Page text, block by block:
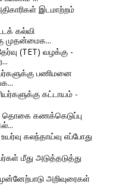
இடமாற்றம்
கல்வி
முதன்மைக...
(TET) வழக்கு -
பணிமனை
கட்டாயம் -
தொகை கணக்கெடுப்பு
கலந்தாய்வு எப்போது
மீது அடுத்தடுத்து
அறிவுரைகள்